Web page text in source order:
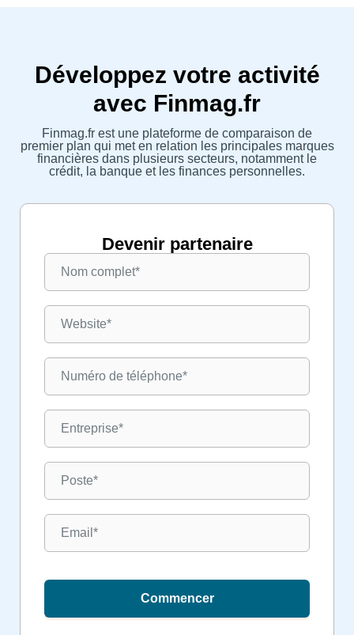
Développez votre activité
avec Finmag.fr
Finmag.fr est une plateforme de comparaison de
premier plan qui met en relation les principales marques
financières dans plusieurs secteurs, notamment le
crédit, la banque et les finances personnelles.
Devenir partenaire
Commencer